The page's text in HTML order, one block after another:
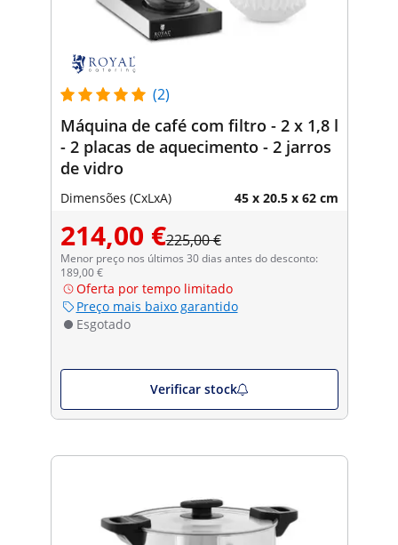
(2)
Máquina de café com filtro - 2 x 1,8 l
- 2 placas de aquecimento - 2 jarros
de vidro
Dimensões (CxLxA) 45 x 20.5 x 62 cm
214,00 €225,00 €
Menor preço nos últimos 30 dias antes do desconto:
189,00 €
Oferta por tempo limitado
Preço mais baixo garantido
Esgotado
Verificar stock